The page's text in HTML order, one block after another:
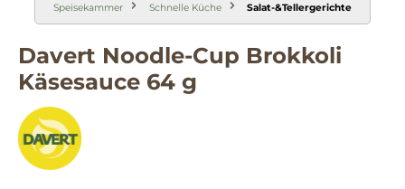
Speisekammer Schnelle Küche Salat-&Tellergerichte
Davert Noodle-Cup Brokkoli
Käsesauce 64 g